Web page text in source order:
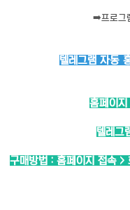
➡️프로그
텔레그램 자동
홈페이지
텔레그
구매방법 : 홈페이지 접속 >